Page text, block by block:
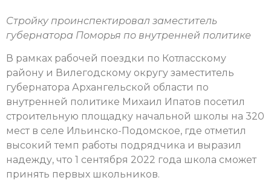
Стройку проинспектировал заместитель
губернатора Поморья по внутренней политике
В рамках рабочей поездки по Котласскому
району и Вилегодскому округу заместитель
губернатора Архангельской области по
внутренней политике Михаил Ипатов посетил
строительную площадку начальной школы на 320
мест в селе Ильинско-Подомское, где отметил
высокий темп работы подрядчика и выразил
надежду, что 1 сентября 2022 года школа сможет
принять первых школьников.